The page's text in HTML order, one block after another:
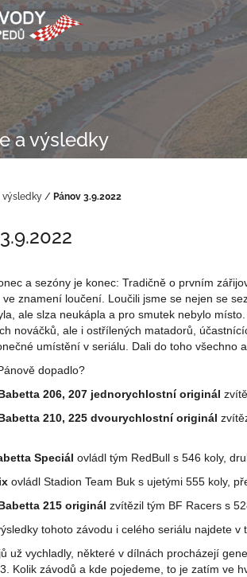
a výsledky
výsledky / Pánov 3.9.2022
a sezóny je konec: Tradičně o prvním
znamení loučení. Loučili jsme se nejen se
ale slza neukápla a pro smutek nebylo
nováčků, ale i ostřílených matadorů,
umístění v seriálu. Dali do toho všechno
dopadlo?
206, 207 jednorychlostní originál
210, 225 dvourychlostní originál
Speciál ovládl tým RedBull s 546 koly,
ovládl Stadion Team Buk s ujetými 555 koly,
215 originál zvítězil tým BF Racers s
tohoto závodu i celého seriálu najdete v
už vychladly, některé v dílnách procházejí
Kolik závodů a kde pojedeme, to je zatím ve